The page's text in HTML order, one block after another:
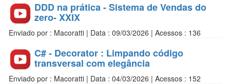
DDD na prática - Sistema de Vendas do
zero- XXIX
Enviado por : Macoratti | Data : 09/03/2026 | Acessos : 136
C# - Decorator : Limpando código
transversal com elegância
Enviado por : Macoratti | Data : 04/03/2026 | Acessos : 152